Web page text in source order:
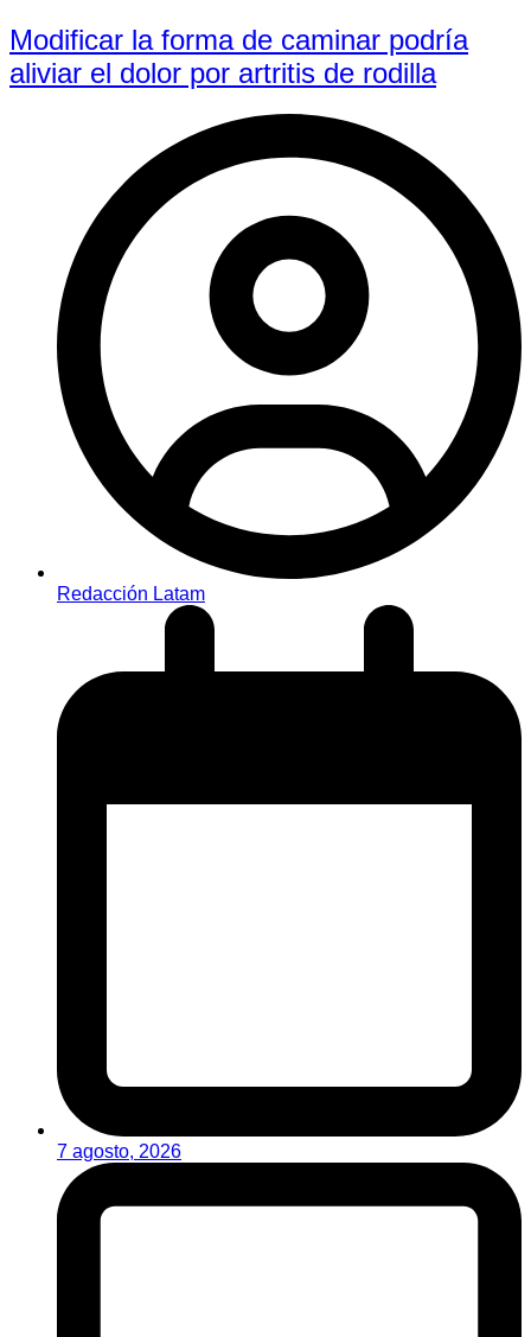
Modificar la forma de caminar podría
aliviar el dolor por artritis de rodilla
Redacción Latam
7 agosto, 2026